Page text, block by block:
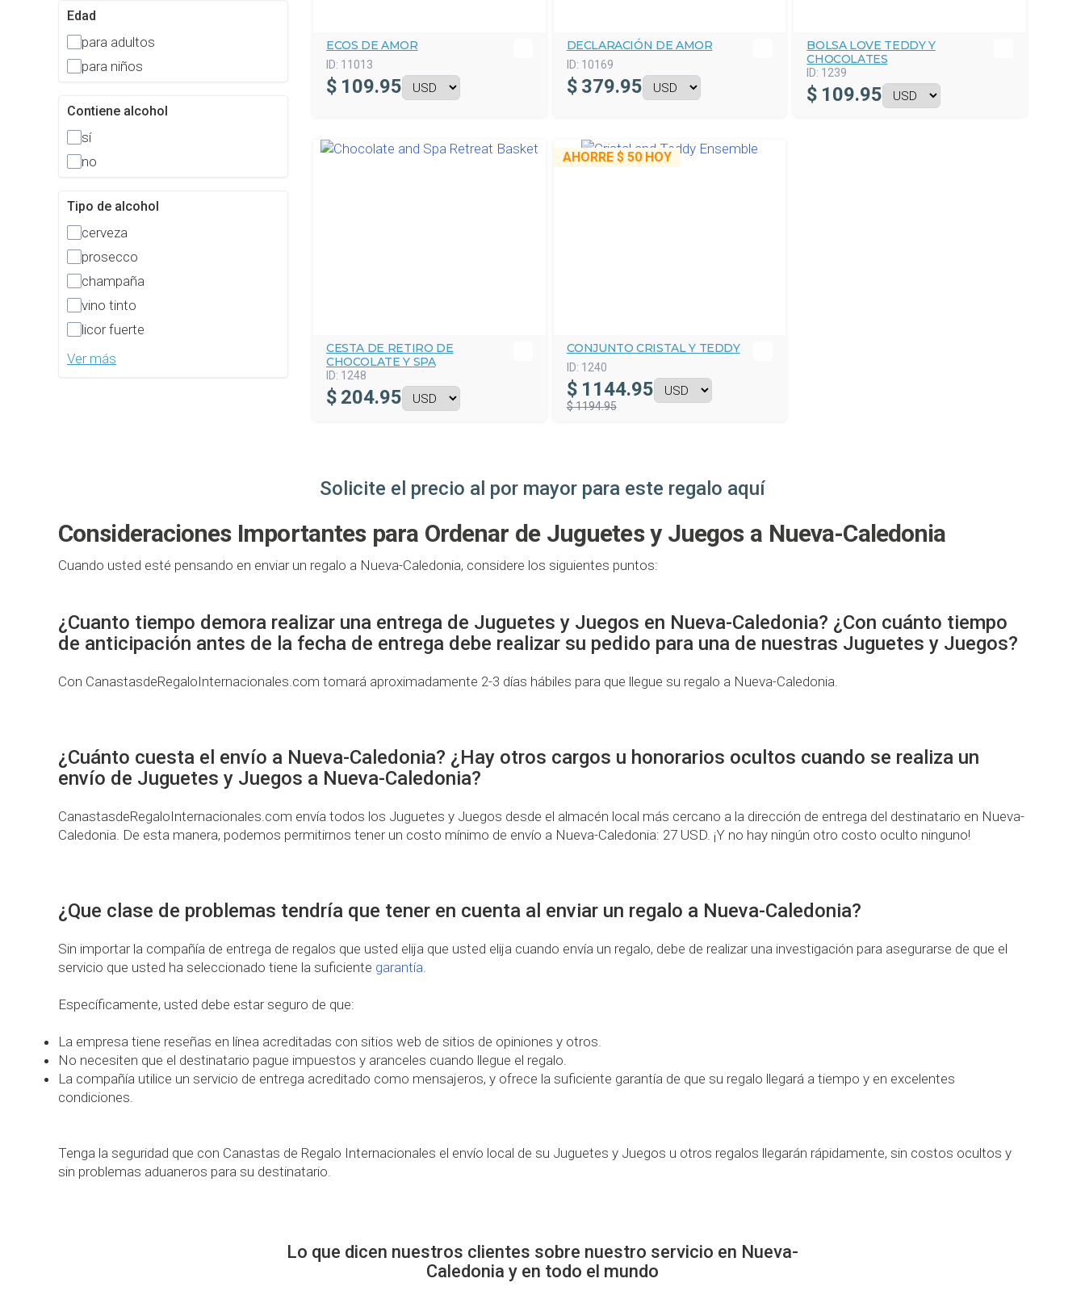
Edad
para adultos
para niños
Contiene alcohol
sí
no
Tipo de alcohol
cerveza
prosecco
champaña
vino tinto
licor fuerte
Ver más
ECOS DE AMOR
ID: 11013
$ 109.95
DECLARACIÓN DE AMOR
ID: 10169
$ 379.95
BOLSA LOVE TEDDY Y
CHOCOLATES
ID: 1239
$ 109.95
CESTA DE RETIRO DE
CHOCOLATE Y SPA
ID: 1248
$ 204.95
AHORRE $ 50HOY
CONJUNTO CRISTAL Y TEDDY
ID: 1240
$ 1144.95
$ 1194.95
Solicite el precio al por mayor para este regalo aquí
Consideraciones Importantes para Ordenar de Juguetes y Juegos a Nueva-Caledonia
Cuando usted esté pensando en enviar un regalo a Nueva-Caledonia, considere los siguientes puntos:
¿Cuanto tiempo demora realizar una entrega de Juguetes y Juegos en Nueva-Caledonia? ¿Con cuánto tiempo
de anticipación antes de la fecha de entrega debe realizar su pedido para una de nuestras Juguetes y Juegos?
Con CanastasdeRegaloInternacionales.com tomará aproximadamente 2-3 días hábiles para que llegue su regalo a Nueva-Caledonia.
¿Cuánto cuesta el envío a Nueva-Caledonia? ¿Hay otros cargos u honorarios ocultos cuando se realiza un
envío de Juguetes y Juegos a Nueva-Caledonia?
CanastasdeRegaloInternacionales.com envía todos los Juguetes y Juegos desde el almacén local más cercano a la dirección de entrega del destinatario en Nueva-
Caledonia. De esta manera, podemos permitirnos tener un costo mínimo de envío a Nueva-Caledonia: 27 USD. ¡Y no hay ningún otro costo oculto ninguno!
¿Que clase de problemas tendría que tener en cuenta al enviar un regalo a Nueva-Caledonia?
Sin importar la compañía de entrega de regalos que usted elija que usted elija cuando envía un regalo, debe de realizar una investigación para asegurarse de que el
servicio que usted ha seleccionado tiene la suficiente garantía.
Específicamente, usted debe estar seguro de que:
La empresa tiene reseñas en línea acreditadas con sitios web de sitios de opiniones y otros.
No necesiten que el destinatario pague impuestos y aranceles cuando llegue el regalo.
La compañía utilice un servicio de entrega acreditado como mensajeros, y ofrece la suficiente garantía de que su regalo llegará a tiempo y en excelentes
condiciones.
Tenga la seguridad que con Canastas de Regalo Internacionales el envío local de su Juguetes y Juegos u otros regalos llegarán rápidamente, sin costos ocultos y
sin problemas aduaneros para su destinatario.
Lo que dicen nuestros clientes sobre nuestro servicio en Nueva-
Caledonia y en todo el mundo